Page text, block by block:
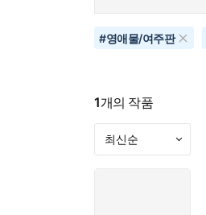
#영애물/여주판
1개의 작품